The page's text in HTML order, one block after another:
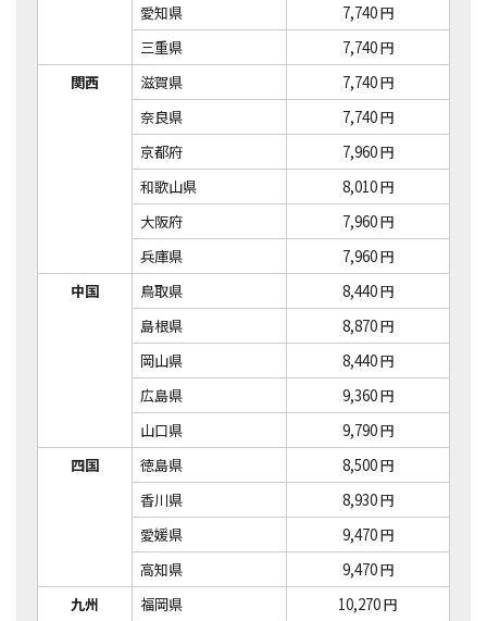
愛知県
7,740 円
三重県
7,740 円
関西
滋賀県
7,740 円
奈良県
7,740 円
京都府
7,960 円
和歌山県
8,010 円
大阪府
7,960 円
兵庫県
7,960 円
中国
鳥取県
8,440 円
島根県
8,870 円
岡山県
8,440 円
広島県
9,360 円
山口県
9,790 円
四国
徳島県
8,500 円
香川県
8,930 円
愛媛県
9,470 円
高知県
9,470 円
九州
福岡県
10,270 円